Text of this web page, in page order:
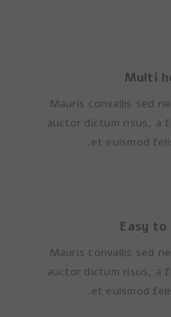
Multi
Mauris convallis sed
auctor dictum risus, a
et euismod
Easy
Mauris convallis sed
auctor dictum risus, a
et euismod